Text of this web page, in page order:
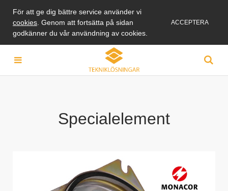
För att ge dig bättre service använder vi
cookies . Genom att fortsätta på sidan
godkänner du vår användning av cookies.
ACCEPTERA
Specialelement